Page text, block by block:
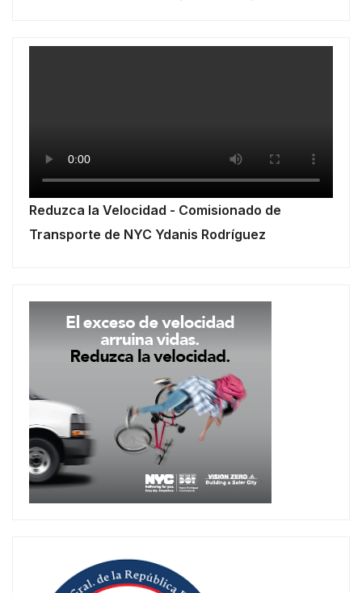
Reduzca la Velocidad - Comisionado de
Transporte de NYC Ydanis Rodríguez